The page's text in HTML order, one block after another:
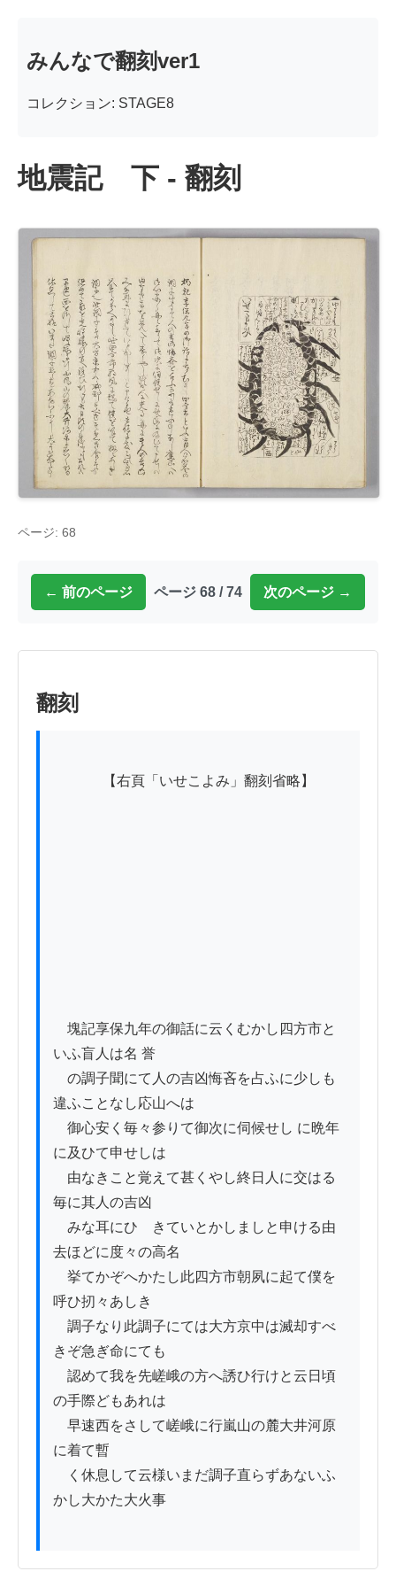
みんなで翻刻ver1
コレクション: STAGE8
地震記 下 - 翻刻
ページ: 68
← 前のページ ページ 68 / 74 次のページ →
翻刻
塊記享保九年の御話に云くむかし四方市と
いふ盲人は名 誉
の調子聞にて人の吉凶悔吝を占ふに少しも
違ふことなし応山へは
御心安く毎々参りて御次に伺候せし に晩年
に及ひて申せしは
由なきこと覚えて甚くやし終日人に交はる
毎に其人の吉凶
みな耳にひゞきていとかしましと申ける由
去ほどに度々の高名
挙てかぞへかたし此四方市朝夙に起て僕を
呼ひ扨々あしき
調子なり此調子にては大方京中は滅却すべ
きぞ急ぎ命にても
認めて我を先嵯峨の方へ誘ひ行けと云日頃
の手際どもあれは
早速西をさして嵯峨に行嵐山の麓大井河原
に着て暫
く休息して云様いまだ調子直らずあないふ
かし大かた大火事